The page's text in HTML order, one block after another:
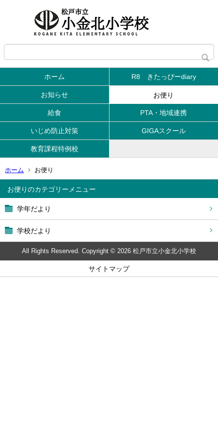
ホーム R8 きたっぴーdiary
お知らせ お便り
給食 PTA・地域連携
いじめ防止対策 GIGAスクール
教育課程特例校
ホーム お便り
お便り
学年だより
学校だより
All Rights Reserved. Copyright © 2026 松戸市立小金北小学校
サイトマップ